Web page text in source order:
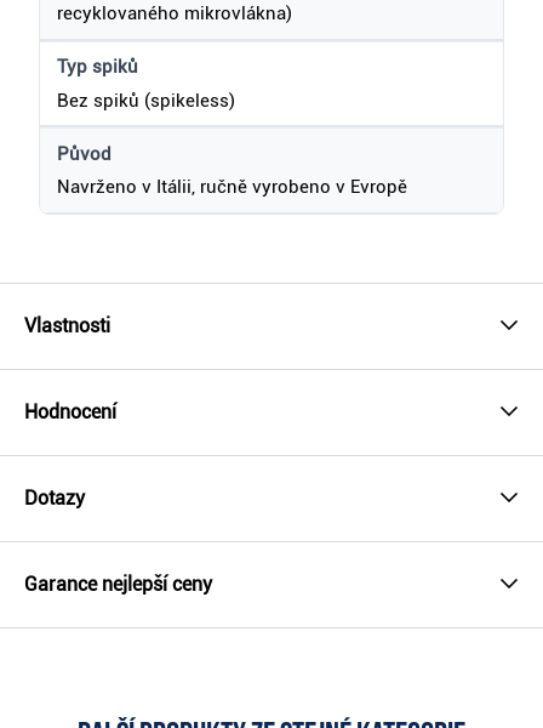
recyklovaného mikrovlákna)
Typ spiků
Bez spiků (spikeless)
Původ
Navrženo v Itálii, ručně vyrobeno v Evropě
Vlastnosti
Hodnocení
Dotazy
Garance nejlepší ceny